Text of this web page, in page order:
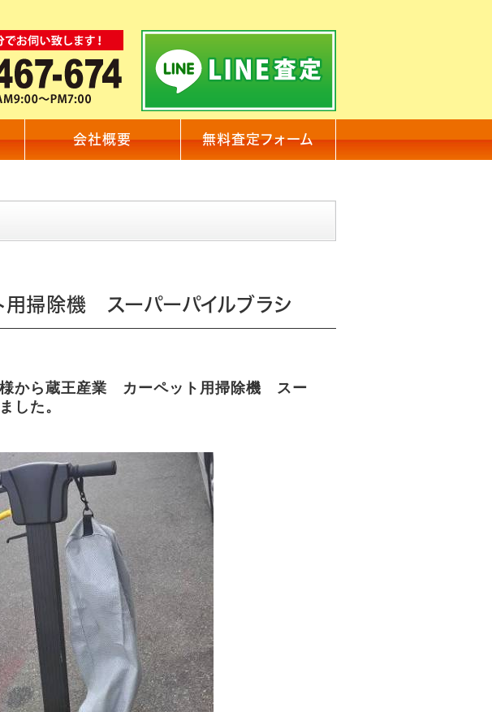
会社概要 無料査定フォーム
掃除機 スーパーパイルブラシ
様から蔵王産業 カーペット用掃除機 スー
した。